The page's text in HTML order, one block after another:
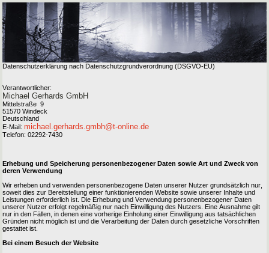
Datenschutzerklärung nach Datenschutzgrundverordnung (DSGVO-EU)
Verantwortlicher:
Michael Gerhards GmbH
Mittelstraße 9
51570 Windeck
Deutschland
E-Mail:michael.gerhards.gmbh@t-online.de
Telefon: 02292-7430
Erhebung und Speicherung personenbezogener Daten sowie Art und Zweck von
deren Verwendung
Wir erheben und verwenden personenbezogene Daten unserer Nutzer grundsätzlich nur,
soweit dies zur Bereitstellung einer funktionierenden Website sowie unserer Inhalte und
Leistungen erforderlich ist. Die Erhebung und Verwendung personenbezogener Daten
unserer Nutzer erfolgt regelmäßig nur nach Einwilligung des Nutzers. Eine Ausnahme gilt
nur in den Fällen, in denen eine vorherige Einholung einer Einwilligung aus tatsächlichen
Gründen nicht möglich ist und die Verarbeitung der Daten durch gesetzliche Vorschriften
gestattet ist.
Bei einem Besuch der Website